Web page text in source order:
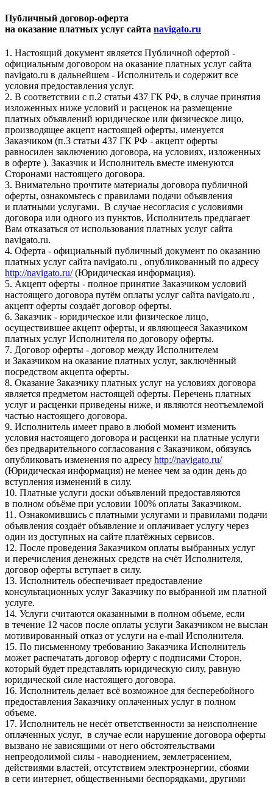
Публичный договор-оферта
на оказание платных услуг сайта navigato.ru
1. Настоящий документ является Публичной офертой -
официальным договором на оказание платных услуг сайта
navigato.ru в дальнейшем - Исполнитель и содержит все
условия предоставления услуг.
2. В соответствии с п.2 статьи 437 ГК РФ, в случае принятия
изложенных ниже условий и расценок на размещение
платных объявлений юридическое или физическое лицо,
производящее акцепт настоящей оферты, именуется
Заказчиком (п.3 статьи 437 ГК РФ - акцепт оферты
равносилен заключению договора, на условиях, изложенных
в оферте ). Заказчик и Исполнитель вместе именуются
Сторонами настоящего договора.
3. Внимательно прочтите материалы договора публичной
оферты, ознакомьтесь с правилами подачи объявления
и платными услугами. В случае несогласия с условиями
договора или одного из пунктов, Исполнитель предлагает
Вам отказаться от использования платных услуг сайта
navigato.ru.
4. Оферта - официальный публичный документ по оказанию
платных услуг сайта navigato.ru , опубликованный по адресу
http://navigato.ru/(Юридическая информация).
5. Акцепт оферты - полное принятие Заказчиком условий
настоящего договора путём оплаты услуг сайта navigato.ru ,
акцепт оферты создаёт договор оферты.
6. Заказчик - юридическое или физическое лицо,
осуществившее акцепт оферты, и являющееся Заказчиком
платных услуг Исполнителя по договору оферты.
7. Договор оферты - договор между Исполнителем
и Заказчиком на оказание платных услуг, заключённый
посредством акцепта оферты.
8. Оказание Заказчику платных услуг на условиях договора
является предметом настоящей оферты. Перечень платных
услуг и расценки приведены ниже, и являются неотъемлемой
частью настоящего договора.
9. Исполнитель имеет право в любой момент изменить
условия настоящего договора и расценки на платные услуги
без предварительного согласования с Заказчиком, обязуясь
опубликовать изменения по адресу http://navigato.ru/
(Юридическая информация) не менее чем за один день до
вступления изменений в силу.
10. Платные услуги доски объявлений предоставляются
в полном объёме при условии 100% оплаты Заказчиком.
11. Ознакомившись с платными услугами и правилами подачи
объявления создаёт объявление и оплачивает услугу через
один из доступных на сайте платёжных сервисов.
12. После проведения Заказчиком оплаты выбранных услуг
и перечисления денежных средств на счёт Исполнителя,
договор оферты вступает в силу.
13. Исполнитель обеспечивает предоставление
консультационных услуг Заказчику по выбранной им платной
услуге.
14. Услуги считаются оказанными в полном объеме, если
в течение 12 часов после оплаты услуги Заказчиком не выслан
мотивированный отказ от услуги на e-mail Исполнителя.
15. По письменному требованию Заказчика Исполнитель
может распечатать договор оферту с подписями Сторон,
который будет представлять юридическую силу, равную
юридической силе настоящего договора.
16. Исполнитель делает всё возможное для бесперебойного
предоставления Заказчику оплаченных услуг в полном
объеме.
17. Исполнитель не несёт ответственности за неисполнение
оплаченных услуг, в случае если нарушение договора оферты
вызвано не зависящими от него обстоятельствами
непреодолимой силы - наводнением, землетрясением,
действиями властей, отсутствием электроэнергии, сбоями
в сети интернет, общественными беспорядками, другими